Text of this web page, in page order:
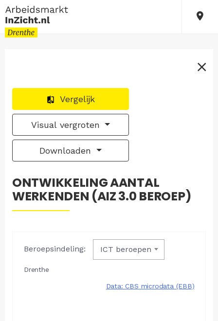
Vergelijk
Visual vergroten
Downloaden
ONTWIKKELING AANTAL
WERKENDEN (AIZ 3.0 BEROEP)